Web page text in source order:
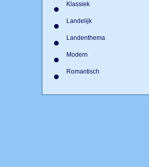
Klassiek
Landelijk
Landenthema
Modern
Romantisch